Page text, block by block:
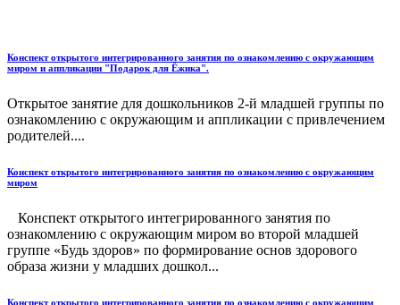
Конспект открытого интегрированного занятия по ознакомлению с окружающим
миром и аппликации "Подарок для Ёжика".
Открытое занятие для дошкольников 2-й младшей группы по
ознакомлению с окружающим и аппликации с привлечением
родителей....
Конспект открытого интегрированного занятия по ознакомлению с окружающим
миром
Конспект открытого интегрированного занятия по
ознакомлению с окружающим миром во второй младшей
группе «Будь здоров» по формирование основ здорового
образа жизни у младших дошкол...
Конспект открытого интегрированного занятия по ознакомлению с окружающим